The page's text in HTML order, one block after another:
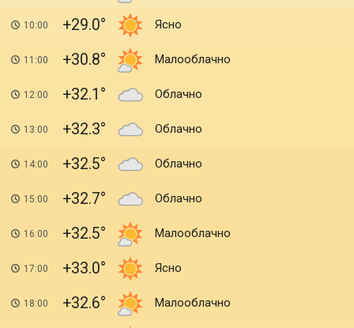
10:00 +29.0 Ясно
11:00 +30.8 Малооблачно
12:00 +32.1 Облачно
13:00 +32.3 Облачно
14:00 +32.5 Облачно
15:00 +32.7 Облачно
16:00 +32.5 Малооблачно
17:00 +33.0 Ясно
18:00 +32.6 Малооблачно